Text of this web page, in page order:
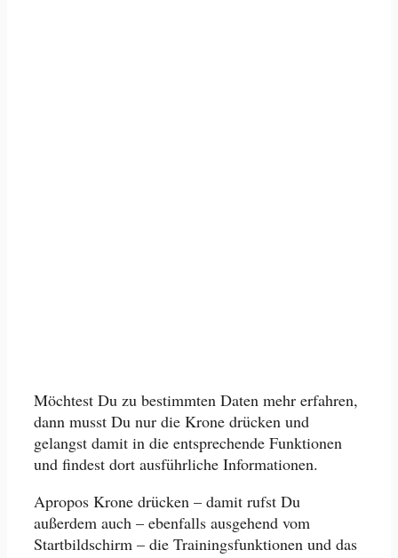
Möchtest Du zu bestimmten Daten mehr erfahren,
dann musst Du nur die Krone drücken und
gelangst damit in die entsprechende Funktionen
und findest dort ausführliche Informationen.
Apropos Krone drücken – damit rufst Du
außerdem auch – ebenfalls ausgehend vom
Startbildschirm – die Trainingsfunktionen und das